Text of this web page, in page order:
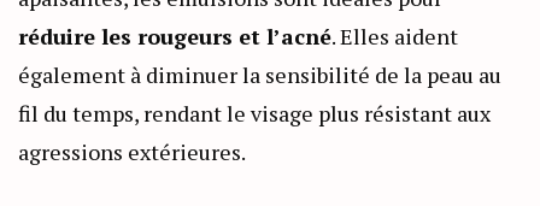
réduire les rougeurs et l’acné. Elles aident
également à diminuer la sensibilité de la peau au
fil du temps, rendant le visage plus résistant aux
agressions extérieures.